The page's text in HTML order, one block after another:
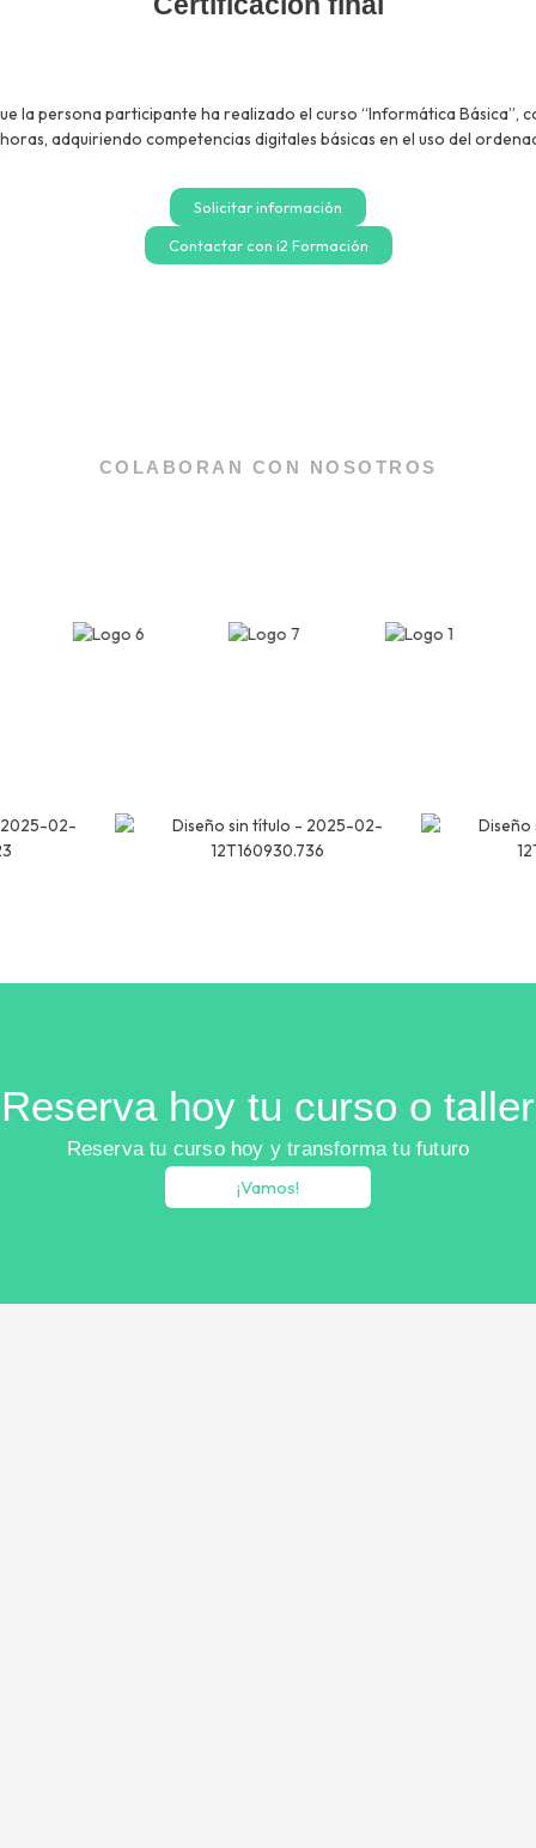
la persona participante ha realizado el curso “Informática Básica”,
adquiriendo competencias digitales básicas en el uso del
Solicitar información
Contactar con i2 Formación
COLABORAN CON NOSOTROS
Reserva hoy tu curso o taller
Reserva tu curso hoy y transforma tu futuro
¡Vamos!